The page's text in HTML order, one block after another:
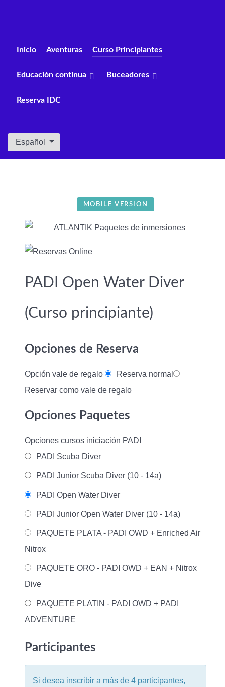
Inicio Aventuras Curso Principiantes
Educación continua Buceadores
Reserva IDC
Seleccione su idioma
Español
MOBILE VERSION
PADI Open Water Diver
(Curso principiante)
Opciones de Reserva
Opción vale de regalo
Reserva normal
Reservar como vale de regalo
Opciones Paquetes
Opciones cursos iniciación PADI
PADI Scuba Diver
PADI Junior Scuba Diver (10 - 14a)
PADI Open Water Diver
PADI Junior Open Water Diver (10 - 14a)
PAQUETE PLATA - PADI OWD + Enriched Air
Nitrox
PAQUETE ORO - PADI OWD + EAN + Nitrox
Dive
PAQUETE PLATIN - PADI OWD + PADI
ADVENTURE
Participantes
Si desea inscribir a más de 4 participantes,